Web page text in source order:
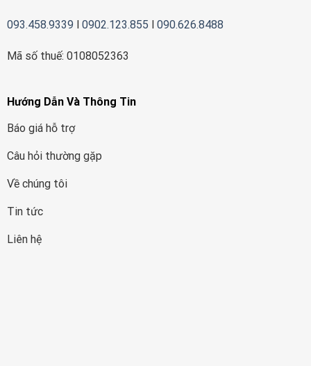
093.458.9339 l 0902.123.855 l 090.626.8488
Mã số thuế: 0108052363
Hướng Dẫn Và Thông Tin
Báo giá hỗ trợ
Câu hỏi thường gặp
Về chúng tôi
Tin tức
Liên hệ